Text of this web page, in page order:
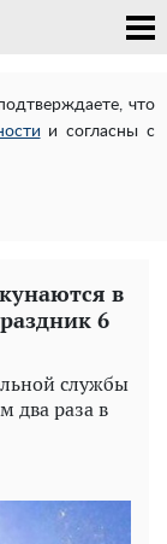
что
и согласны с
в
6
службы
два раза в